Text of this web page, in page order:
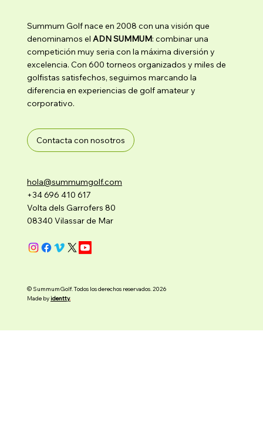
Summum Golf nace en 2008 con una visión que
denominamos el ADN SUMMUM: combinar una
competición muy seria con la máxima diversión y
excelencia. Con 600 torneos organizados y miles de
golfistas satisfechos, seguimos marcando la
diferencia en experiencias de golf amateur y
corporativo.
Contacta con nosotros
hola@summumgolf.com
+34 696 410 617
Volta dels Garrofers 80
08340 Vilassar de Mar
© SummumGolf. Todos los derechos reservados. 2026
Made byidentty.